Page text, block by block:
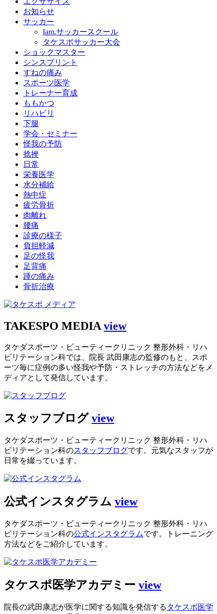
お知らせ
サッカー
Iam.サッカースクール
タケスポサッカー大会
ショックマスター
シンスプリント
すねの痛み
スポーツ医学
トレーナー育成
ももかつ
リハビリ
下腿
学会・セミナー
怪我の予防
捻挫
日常
栄養医学
水分補給
熱中症
疲労骨折
肉離れ
腰痛
診療の様子
負担軽減
足の怪我
足背痛
踵の痛み
骨折治療
TAKESPO MEDIA view
タケダスポーツ・ビューティークリニック 整形外科・リハ
ビリテーション科では、院長 武田康志の監修のもと、スポ
ーツ毎に症例の多い怪我や予防・ストレッチの方法などをメ
ディアとして発信しています。
スタッフブログview
タケダスポーツ・ビューティークリニック 整形外科・リハ
ビリテーション科のスタッフブログです。元気なスタッフが
日常を綴っています。
公式インスタグラム view
タケダスポーツ・ビューティークリニック 整形外科・リハ
ビリテーション科の公式インスタグラムです。トレーニング
方法などをご紹介しています。
タケスポ医学アカデミー view
院長の武田康志が医学に関する知識を発信する タケスポ医学